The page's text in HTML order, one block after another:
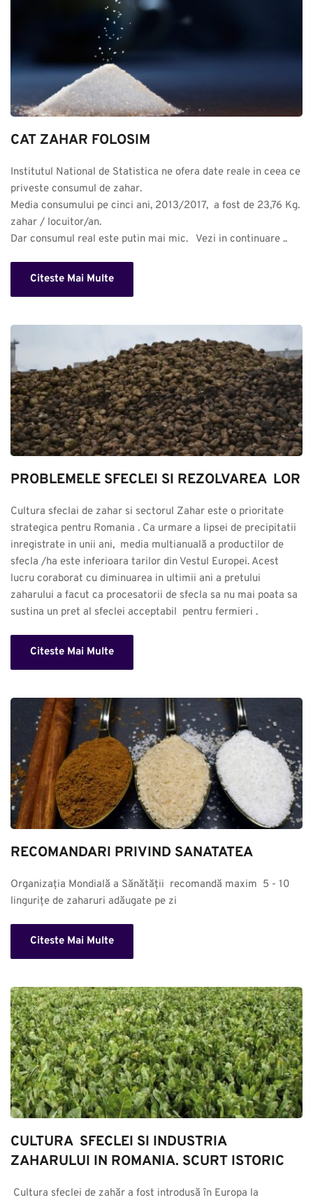
CAT ZAHAR FOLOSIM
Institutul National de Statistica ne ofera date reale in ceea ce
priveste consumul de zahar.
Media consumului pe cinci ani, 2013/2017,  a fost de 23,76 Kg.
zahar / locuitor/an.
Dar consumul real este putin mai mic.   Vezi in continuare ..
Citeste Mai Multe
PROBLEMELE SFECLEI SI REZOLVAREA  LOR
Cultura sfeclai de zahar si sectorul Zahar este o prioritate
strategica pentru Romania . Ca urmare a lipsei de precipitatii
inregistrate in unii ani,  media multianuală a productilor de
sfecla /ha este inferioara tarilor din Vestul Europei. Acest
lucru coraborat cu diminuarea in ultimii ani a pretului
zaharului a facut ca procesatorii de sfecla sa nu mai poata sa
sustina un pret al sfeclei acceptabil  pentru fermieri .
Citeste Mai Multe
RECOMANDARI PRIVIND SANATATEA
Organizația Mondială a Sănătății  recomandă maxim  5 - 10
lingurițe de zaharuri adăugate pe zi
Citeste Mai Multe
CULTURA  SFECLEI SI INDUSTRIA
ZAHARULUI IN ROMANIA. SCURT ISTORIC